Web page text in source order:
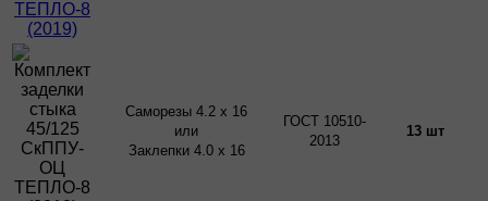
Саморезы 4.2 х 16
или
Заклепки 4.0 х 16
ГОСТ 10510-
2013
13 шт